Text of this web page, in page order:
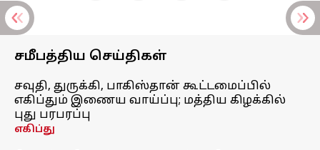
சமீபத்திய செய்திகள்
சவுதி, துருக்கி, பாகிஸ்தான் கூட்டமைப்பில்
எகிப்தும் இணைய வாய்ப்பு; மத்திய கிழக்கில்
புது பரபரப்பு
எகிப்து